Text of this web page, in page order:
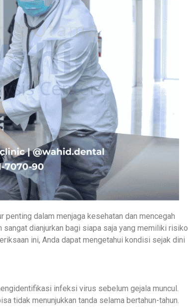
dalam menjaga kesehatan dan mencegah
dianjurkan bagi siapa saja yang memiliki risiko
ini, Anda dapat mengetahui kondisi sejak dini
infeksi virus sebelum gejala muncul.
tidak menunjukkan tanda selama bertahun-tahun.